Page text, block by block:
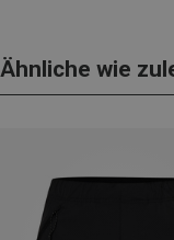
Ähnliche wie